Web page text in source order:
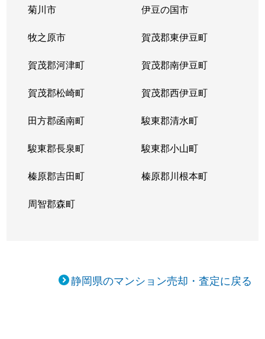
菊川市 伊豆の国市
牧之原市 賀茂郡東伊豆町
賀茂郡河津町 賀茂郡南伊豆町
賀茂郡松崎町 賀茂郡西伊豆町
田方郡函南町 駿東郡清水町
駿東郡長泉町 駿東郡小山町
榛原郡吉田町 榛原郡川根本町
周智郡森町
静岡県のマンション売却・査定に戻る